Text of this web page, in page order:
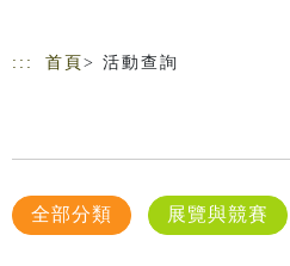
::: 首頁 > 活動查詢
全部分類 展覽與競賽